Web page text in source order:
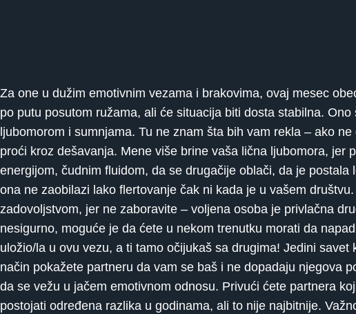
Za one u dužim emotivnim vezama i brakovima, ovaj mesec
po putu posutom ružama, ali će situacija biti dosta stabilna.
ljubomorom i sumnjama. Tu ne znam šta bih vam rekla – ako
proći kroz dešavanja. Mene više brine vaša lična ljubomora,
energijom, čudnim fluidom, da se drugačije oblači, da je
ona ne zaobilazi lako flertovanje čak ni kada je u vašem
zadovoljstvom, jer ne zaboravite – voljena osoba je privlačna
nesigurno, moguće je da ćete u nekom trenutku morati da
uložio/la u ovu vezu, a ti tamo očijukaš sa drugima! Jedini
način pokažete partneru da vam se baš i ne dopadaju njegova
da se vežu u jačem emotivnom odnosu. Privući ćete partnera
postojati određena razlika u godinama, ali to nije najbitnije.